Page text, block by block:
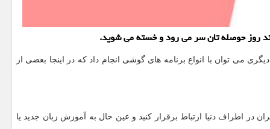
روز حوصله تان سر می رود و خسته می شوید.
می توان با انواع برنامه های گوشی انجام داد كه در اینجا بعضی از
در اطراف دنیا ارتباط برقرار كنید و عین حال به آموزش زبان جدید یا